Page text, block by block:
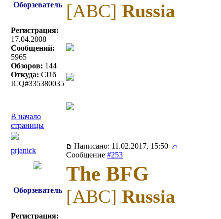
Оборзеватель
Регистрация:
17.04.2008
Сообщений:
5965
Обзоров: 144
Откуда: СПб
ICQ#335380035
[ABC] Russia
В начало
страницы
prjanick
Написано: 11.02.2017, 15:50
Сообщение #253
Оборзеватель
Регистрация:
The BFG
[ABC] Russia